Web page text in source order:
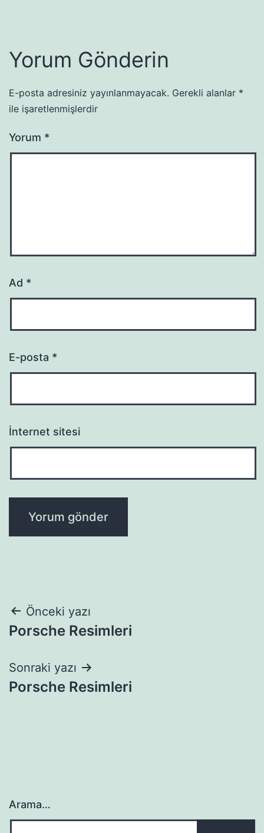
Yorum Gönderin
E-posta adresiniz yayınlanmayacak. Gerekli alanlar *
ile işaretlenmişlerdir
Yorum *
Ad *
E-posta *
İnternet sitesi
Yazı
gezinmesi
Önceki yazı
Porsche Resimleri
Sonraki yazı
Porsche Resimleri
Arama…